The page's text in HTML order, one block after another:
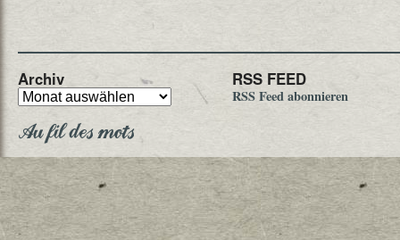
Archiv RSS FEED
RSS Feed abonnieren
Au fil des mots